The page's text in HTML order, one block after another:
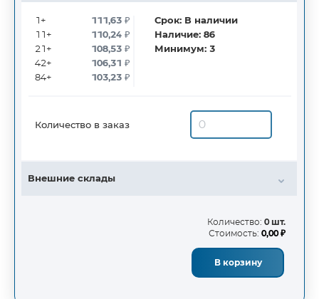
1+
11+
21+
42+
84+
111,63₽
110,24₽
108,53₽
106,31₽
103,23₽
Срок: В наличии
Наличие:86
Минимум:3
Количество в заказ
Внешние склады
Количество: 0 шт.
Стоимость: 0,00 ₽
В корзину